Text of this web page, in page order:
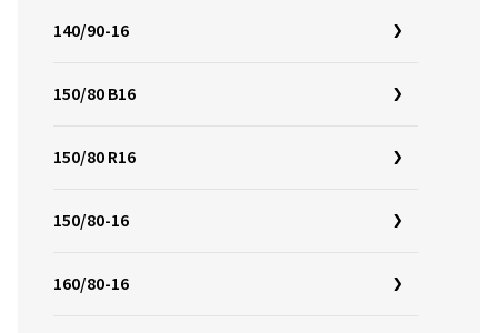
140/90-16
150/80 B16
150/80 R16
150/80-16
160/80-16